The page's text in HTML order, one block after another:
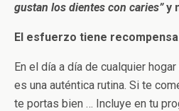
gustan los dientes con caries”y
El esfuerzo tiene
En el día a día de cualquier
es una auténtica rutina. Si te
te portas bien … Incluye en tu